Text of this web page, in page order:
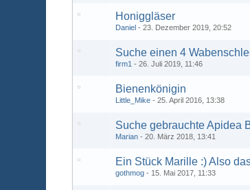
Honiggläser
Daniel 23. Dezember 2019, 20:52
Suche einen 4
firm1 26. Juli 2019, 11:46
Bienenkönigin
Little_Mike 25. April 2016, 13:38
Suche gebrauchte Apidea
Marian 20. März 2018, 13:41
Ein Stück Marille :) Also
gothmog 15. Mai 2017, 11:33